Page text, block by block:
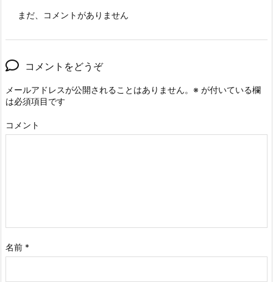
まだ、コメントがありません
コメントをどうぞ
メールアドレスが公開されることはありません。 ※ が付いている欄
は必須項目です
コメント
名前 *